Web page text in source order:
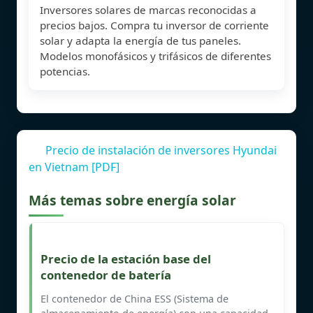
Inversores solares de marcas reconocidas a
precios bajos. Compra tu inversor de corriente
solar y adapta la energía de tus paneles.
Modelos monofásicos y trifásicos de diferentes
potencias.
Precio de instalación de inversores Hyundai
en Vietnam [PDF]
Más temas sobre energía solar
Precio de la estación base del
contenedor de batería
El contenedor de China ESS (Sistema de